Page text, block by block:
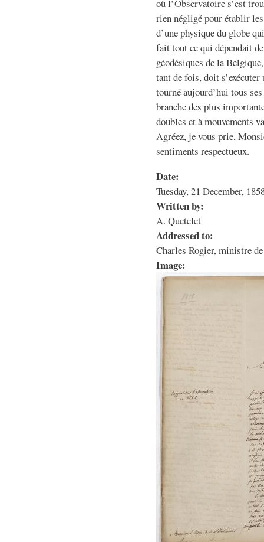
où l’Observatoire s’est
rien négligé pour établir
d’une physique du globe
fait tout ce qui dépendait
géodésiques de la
tant de fois, doit
tourné aujourd’hui tous
branche des plus
doubles et à mouvements
Agréez, je vous prie,
sentiments respectueux.
Date:
Tuesday, 21 December,
Written by:
A. Quetelet
Addressed to:
Charles Rogier, ministre
Image: